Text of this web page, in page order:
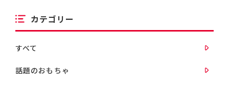
カテゴリー
すべて
話題のおもちゃ